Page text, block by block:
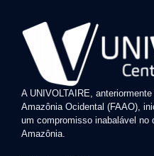
A UNIVOLTAIRE,
Amazônia Ocidental (FAAO),
um compromisso inabalável
Amazônia.